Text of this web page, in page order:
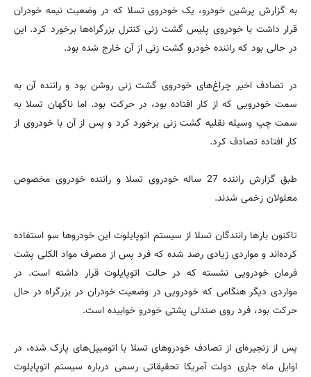
به گزارش پرشین خودرو، یک خودروی تسلا که در وضعیت نیمه خودران
قرار داشت با خودروی پلیس گشت زنی کنترل بزرگراه‌ها برخورد کرد. این
در حالی بود که راننده خودرو گشت زنی از آن خارج شده بود.
در تصادف اخیر چراغ‌های خودروی گشت زنی روشن بود و راننده آن به
سمت خودرویی که از کار افتاده بود، در حرکت بود. اما ناگهان تسلا به
سمت چپ وسیله نقلیه گشت زنی برخورد کرد و پس از آن با خودروی از
کار افتاده تصادف کرد.
طبق گزارش راننده 27 ساله خودروی تسلا و راننده خودروی مخصوص
معلولان زخمی شدند.
تاکنون بارها رانندگان تسلا از سیستم اتوپایلوت این خودروها سو استفاده
کرده‌اند و مواردی زیادی رصد شده که فرد پس از مصرف مواد الکلی پشت
فرمان خودرویی نشسته که در حالت اتوپایلوت قرار داشته است. در
مواردی دیگر هنگامی که خودرویی در وضعیت خودران در بزرگراه در حال
حرکت بود، فرد روی صندلی پشتی خودرو خوابیده است.
پس از زنجیره‌ای از تصادف خودروهای تسلا با اتومبیل‌های پارک شده، در
اوایل ماه جاری دولت آمریکا تحقیقاتی رسمی درباره سیستم اتوپایلوت